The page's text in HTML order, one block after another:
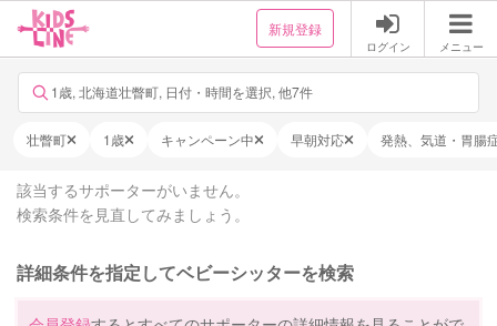
新規登録
ログイン メニュー
1歳, 北海道壮瞥町, 日付・時間を選択, 他7件
壮瞥町 1歳 キャンペーン中 早朝対応 発熱、気道・胃腸
該当するサポーターがいません。
検索条件を見直してみましょう。
詳細条件を指定してベビーシッターを検索